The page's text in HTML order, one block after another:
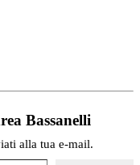
Bassanelli
alla tua e-mail.